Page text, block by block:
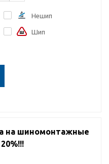
Нешип
Шип
на шиномонтажные